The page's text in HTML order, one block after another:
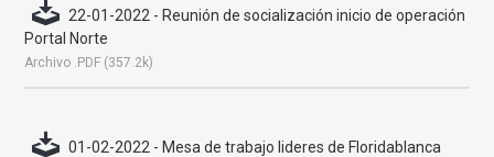
22-01-2022 - Reunión de socialización inicio de operación
Portal Norte
Archivo .PDF (357.2k)
01-02-2022 - Mesa de trabajo lideres de Floridablanca